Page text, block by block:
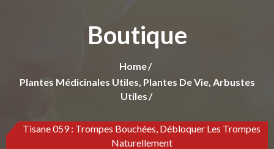
Boutique
Home
Plantes Médicinales Utiles, Plantes De Vie, Arbustes
Utiles
Tisane 059 : Trompes Bouchées, Débloquer Les Trompes
Naturellement